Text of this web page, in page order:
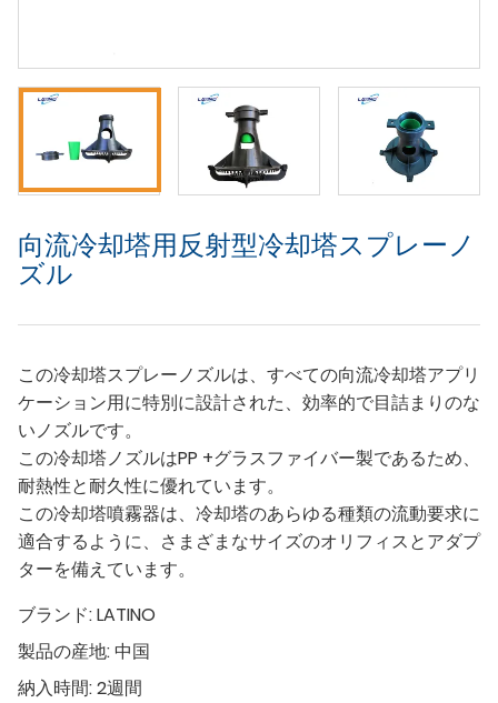
向流冷却塔用反射型冷却塔スプレーノ
ズル
この冷却塔スプレーノズルは、すべての向流冷却塔アプリ
ケーション用に特別に設計された、効率的で目詰まりのな
いノズルです。
この冷却塔ノズルはPP +グラスファイバー製であるため、
耐熱性と耐久性に優れています。
この冷却塔噴霧器は、冷却塔のあらゆる種類の流動要求に
適合するように、さまざまなサイズのオリフィスとアダプ
ターを備えています。
ブランド:LATINO
製品の産地: 中国
納入時間:2週間